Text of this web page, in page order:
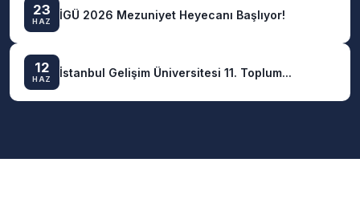
23
HAZ İGÜ 2026 Mezuniyet Heyecanı Başlıyor!
12
HAZ İstanbul Gelişim Üniversitesi 11. Toplum...